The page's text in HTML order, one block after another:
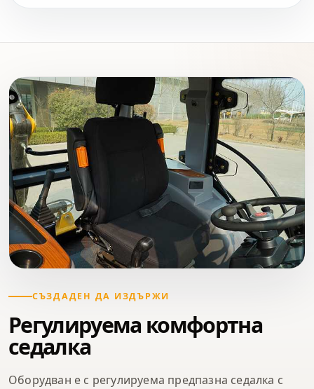
СЪЗДАДЕН ДА ИЗДЪРЖИ
Регулируема комфортна
седалка
Оборудван е с регулируема предпазна седалка с